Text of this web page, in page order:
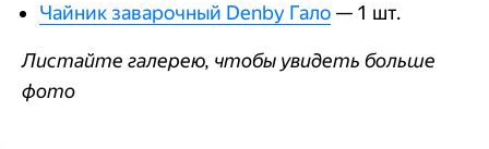
Чайник заварочный Denby Гало — 1 шт.
Листайте галерею, чтобы увидеть больше
фото